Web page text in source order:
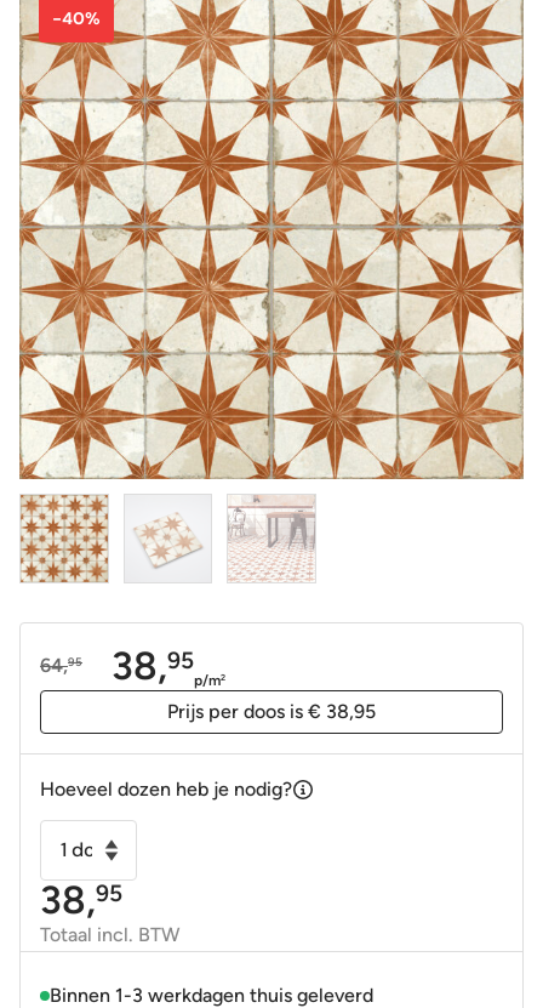
-40%
64,95
Oorspronkelijke
38,95
Huidige
p/m2
Prijs per doos is € 38,95
Hoeveel dozen heb je nodig?
Wandtegel
FS
Star
O
38,95
Totaal incl. BTW
Binnen 1-3 werkdagen thuis geleverd